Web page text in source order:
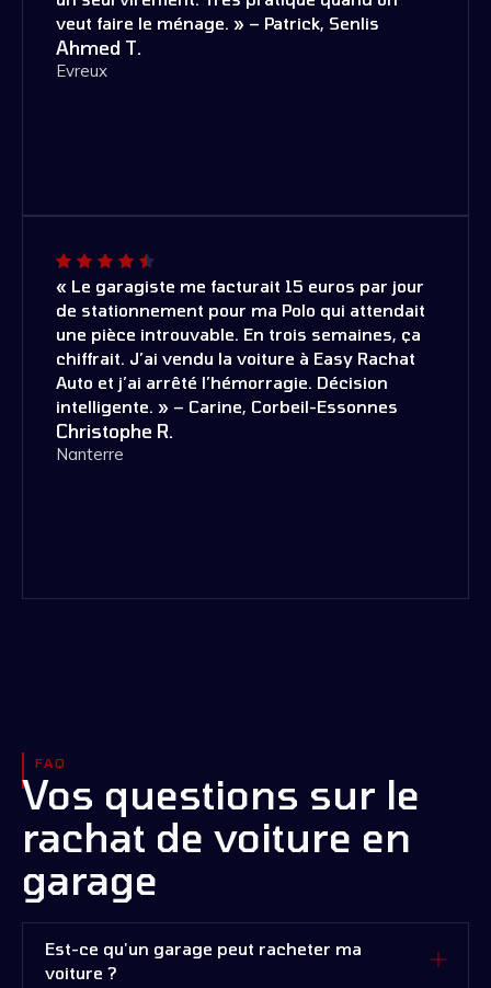
veut faire le ménage. » – Patrick, Senlis
Ahmed T.
Evreux
« Le garagiste me facturait 15 euros par jour
de stationnement pour ma Polo qui attendait
une pièce introuvable. En trois semaines, ça
chiffrait. J’ai vendu la voiture à Easy Rachat
Auto et j’ai arrêté l’hémorragie. Décision
intelligente. » – Carine, Corbeil-Essonnes
Christophe R.
Nanterre
FAQ
Vos questions sur le
rachat de voiture en
garage
Est-ce qu'un garage peut racheter ma
voiture ?